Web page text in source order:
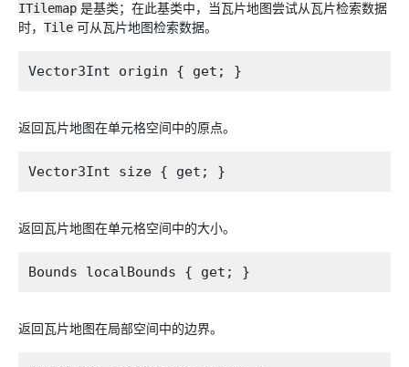
ITilemap 是基类；在此基类中，当瓦片地图尝试从瓦片检索数据
时， Tile 可从瓦片地图检索数据。
返回瓦片地图在单元格空间中的原点。
返回瓦片地图在单元格空间中的大小。
返回瓦片地图在局部空间中的边界。